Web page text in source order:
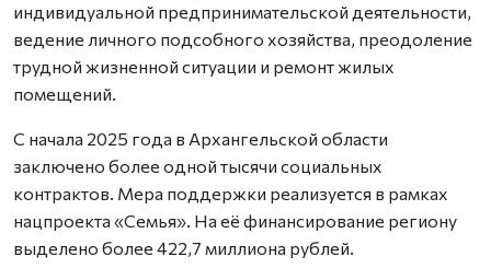
индивидуальной предпринимательской деятельности,
ведение личного подсобного хозяйства, преодоление
трудной жизненной ситуации и ремонт жилых
помещений.
С начала 2025 года в Архангельской области
заключено более одной тысячи социальных
контрактов. Мера поддержки реализуется в рамках
нацпроекта «Семья». На её финансирование региону
выделено более 422,7 миллиона рублей.